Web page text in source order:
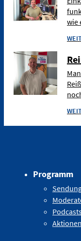
wie
Programm
Aktionen